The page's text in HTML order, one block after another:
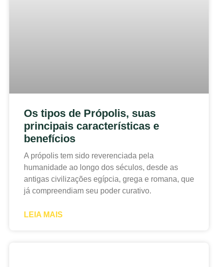
Os tipos de Própolis, suas
principais características e
benefícios
A própolis tem sido reverenciada pela
humanidade ao longo dos séculos, desde as
antigas civilizações egípcia, grega e romana, que
já compreendiam seu poder curativo.
LEIA MAIS